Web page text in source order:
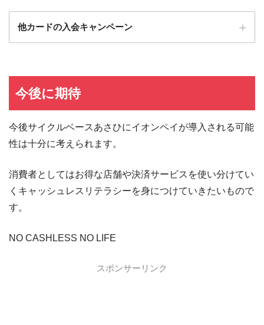
他カードの入会キャンペーン
エポスカード
au PAYカード au PAYカードの入会キャンペーン
三井住友カード 三井住友カードの入会キャンペーン
VIASOカード VIASOカードの入会キャンペーン
dカード GOLD dカード GOLDの入会キャンペーン
東急カードの入会キャンペーン
今後に期待
今後サイクルベースあさひにイオンペイが導入される可能
性は十分に考えられます。
消費者としてはお得な店舗や決済サービスを使い分けてい
くキャッシュレスリテラシーを身につけていきたいもので
す。
NO CASHLESS NO LIFE
スポンサーリンク